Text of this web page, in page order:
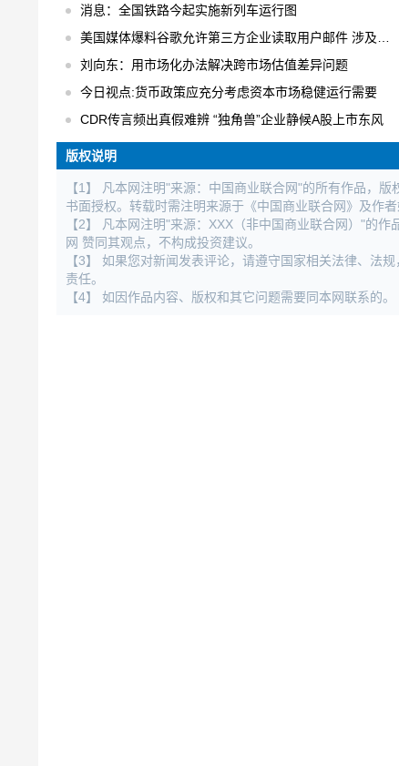
消息：全国铁路今起实施新列车运行图
美国媒体爆料谷歌允许第三方企业读取用户邮件 涉及用户数以百万计
刘向东：用市场化办法解决跨市场估值差异问题
今日视点:货币政策应充分考虑资本市场稳健运行需要
CDR传言频出真假难辨 “独角兽”企业静候A股上市东风
版权说明
【1】 凡本网注明"来源：中国商业联合网"的所有作品，
书面授权。转载时需注明来源于《中国商业联合网》及作
【2】 凡本网注明"来源：XXX（非中国商业联合网）"的
网 赞同其观点，不构成投资建议。
【3】 如果您对新闻发表评论，请遵守国家相关法律、法
责任。
【4】 如因作品内容、版权和其它问题需要同本网联系的。